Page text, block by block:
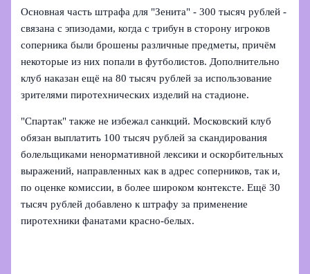
Основная часть штрафа для "Зенита" - 300 тысяч рублей -
связана с эпизодами, когда с трибун в сторону игроков
соперника были брошены различные предметы, причём
некоторые из них попали в футболистов. Дополнительно
клуб наказан ещё на 80 тысяч рублей за использование
зрителями пиротехнических изделий на стадионе.
"Спартак" также не избежал санкций. Московский клуб
обязан выплатить 100 тысяч рублей за скандирования
болельщиками ненормативной лексики и оскорбительных
выражений, направленных как в адрес соперников, так и,
по оценке комиссии, в более широком контексте. Ещё 30
тысяч рублей добавлено к штрафу за применение
пиротехники фанатами красно‑белых.